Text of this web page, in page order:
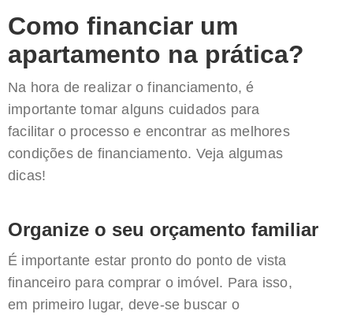
Como financiar um
apartamento na prática?
Na hora de realizar o financiamento, é
importante tomar alguns cuidados para
facilitar o processo e encontrar as melhores
condições de financiamento. Veja algumas
dicas!
Organize o seu orçamento familiar
É importante estar pronto do ponto de vista
financeiro para comprar o imóvel. Para isso,
em primeiro lugar, deve-se buscar o